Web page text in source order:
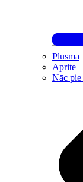
Plūsma
Aprite
Nāc